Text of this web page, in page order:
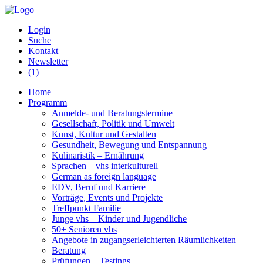
Login
Suche
Kontakt
Newsletter
(1)
Home
Programm
Anmelde- und Beratungstermine
Gesellschaft, Politik und Umwelt
Kunst, Kultur und Gestalten
Gesundheit, Bewegung und Entspannung
Kulinaristik – Ernährung
Sprachen – vhs interkulturell
German as foreign language
EDV, Beruf und Karriere
Vorträge, Events und Projekte
Treffpunkt Familie
Junge vhs – Kinder und Jugendliche
50+ Senioren vhs
Angebote in zugangserleichterten Räumlichkeiten
Beratung
Prüfungen – Testings